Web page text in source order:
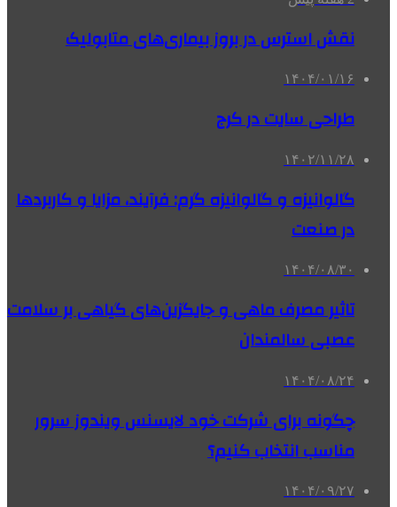
نقش استرس در بروز بیماری‌های متابولیک
۱۴۰۴/۰۱/۱۶
طراحی سایت در کرج
۱۴۰۲/۱۱/۲۸
گالوانیزه و گالوانیزه گرم: فرآیند، مزایا و کاربردها
در صنعت
۱۴۰۴/۰۸/۳۰
تاثیر مصرف ماهی و جایگزین‌های گیاهی بر سلامت
عصبی سالمندان
۱۴۰۴/۰۸/۲۴
چگونه برای شرکت خود لایسنس ویندوز سرور
مناسب انتخاب کنیم؟
۱۴۰۴/۰۹/۲۷